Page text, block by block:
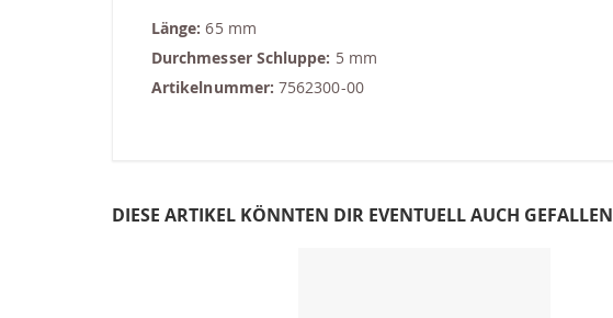
Länge: 65 mm
Durchmesser Schluppe: 5 mm
Artikelnummer: 7562300-00
DIESE ARTIKEL KÖNNTEN DIR EVENTUELL AUCH GEFALLEN